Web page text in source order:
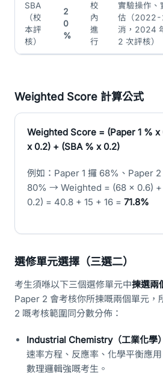
SBA
（校
本評
核）
2
0
%
校
內
進
行
實驗操作、
估（2022-
消，2024
2 次評核）
Weighted Score 計算公式
Weighted Score = (Paper 1 %
x 0.2) + (SBA % x 0.2)
例如：Paper 1 攞 68%、Paper
80% → Weighted = (68 x 0.6)
0.2) = 40.8 + 15 + 16 = 71.8%
選修單元選擇（三選二）
考生須喺以下三個選修單元中揀選兩
Paper 2 會考核你所揀嘅兩個單元，
2 嘅考核範圍同分數分佈：
Industrial Chemistry（工業化學）
速率方程、反應率、化學平衡應
數理邏輯強嘅考生。